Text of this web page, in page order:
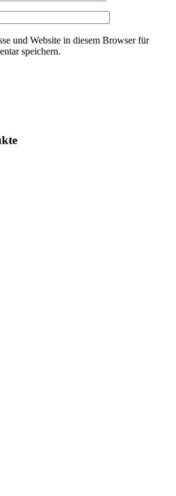
und Website in diesem Browser für
speichern.